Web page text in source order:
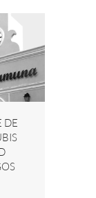
DE